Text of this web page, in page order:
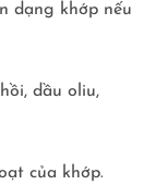
dạng khớp nếu
dầu oliu,
của khớp.